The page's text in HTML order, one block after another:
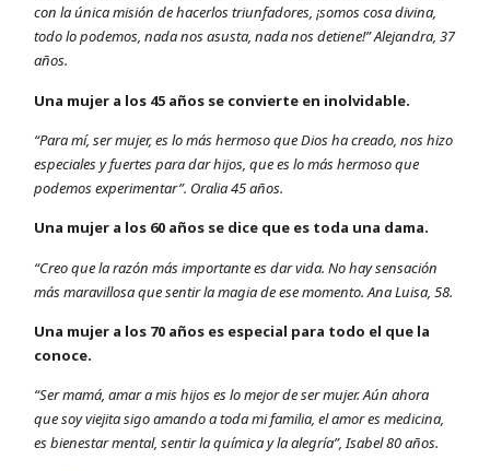
con la única misión de hacerlos triunfadores, ¡somos cosa divina,
todo lo podemos, nada nos asusta, nada nos detiene!” Alejandra, 37
años.
Una mujer a los 45 años se convierte en inolvidable.
“Para mí, ser mujer, es lo más hermoso que Dios ha creado, nos hizo
especiales y fuertes para dar hijos, que es lo más hermoso que
podemos experimentar”. Oralia 45 años.
Una mujer a los 60 años se dice que es toda una dama.
“Creo que la razón más importante es dar vida. No hay sensación
más maravillosa que sentir la magia de ese momento. Ana Luisa, 58.
Una mujer a los 70 años es especial para todo el que la
conoce.
“Ser mamá, amar a mis hijos es lo mejor de ser mujer. Aún ahora
que soy viejita sigo amando a toda mi familia, el amor es medicina,
es bienestar mental, sentir la química y la alegría”, Isabel 80 años.